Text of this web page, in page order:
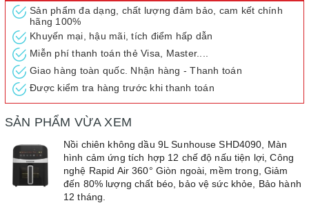
hiện đại, sử dụng công nghệ lưu thông không khí nóng tốc độ cao
để làm chín và tạo độ giòn cho thực phẩm, thay thế phương pháp
chiên ngập dầu truyền thống. Với cơ chế này, nồi chiên không
dầu giảm thiểu lượng dầu mỡ cần sử dụng, giúp các món ăn lành
mạnh hơn nhưng vẫn giữ được độ giòn và hương vị hấp dẫn.
Với thiết kế đen bóng sang trọng, Nồi Chiên Không Dầu 9L
Sunhouse SHD4090 không chỉ là một thiết bị nhà bếp mà còn là
điểm nhấn hiện đại cho không gian bếp của bạn. Lớp vỏ ngoài
được làm từ chất liệu nhựa cao cấp, dễ dàng lau chùi, giúp nồi
chiên luôn giữ được vẻ ngoài như mới. Thiết kế tối giản với bảng
điều khiển điện tử thông minh mang đến sự tiện lợi tối đa khi sử
dụng, đồng thời thể hiện gu thẩm mỹ tinh tế của người dùng.
Sản phẩm đa dạng, chất lượng đảm bảo, cam kết chính
hãng 100%
Khuyến mại, hậu mãi, tích điểm hấp dẫn
Miễn phí thanh toán thẻ Visa, Master....
Giao hàng toàn quốc. Nhận hàng - Thanh toán
Được kiểm tra hàng trước khi thanh toán
SẢN PHẨM VỪA XEM
Nồi chiên không dầu 9L Sunhouse SHD4090, Màn
hình cảm ứng tích hợp 12 chế độ nấu tiện lợi, Công
nghệ Rapid Air 360° Giòn ngoài, mềm trong, Giảm
đến 80% lượng chất béo, bảo vệ sức khỏe, Bảo hành
12 tháng.